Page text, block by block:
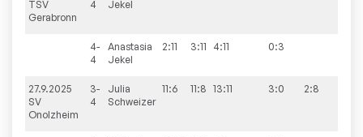
TSV
Gerabronn
4
Jekel
4-
4
Anastasia
Jekel
2:11 3:11 4:11 0:3
27.9.2025
SV
Onolzheim
3-
4
Julia
Schweizer
11:6 11:8 13:11 3:0 2:8